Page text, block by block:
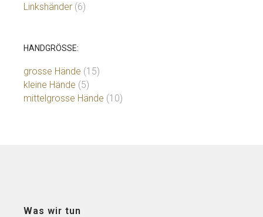
Linkshänder (6)
HANDGRÖSSE:
grosse Hände (15)
kleine Hände (5)
mittelgrosse Hände (10)
Was wir tun